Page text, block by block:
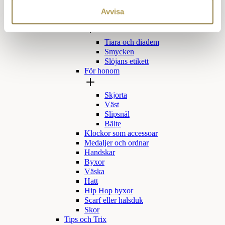
Avvisa
Tiara och diadem
Smycken
Slöjans etikett
För honom
Skjorta
Väst
Slipsnål
Bälte
Klockor som accessoar
Medaljer och ordnar
Handskar
Byxor
Väska
Hatt
Hip Hop byxor
Scarf eller halsduk
Skor
Tips och Trix